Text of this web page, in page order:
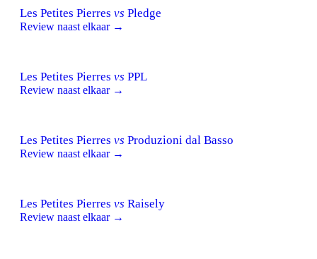
Les Petites Pierres vs Pledge
Review naast elkaar →
Les Petites Pierres vs PPL
Review naast elkaar →
Les Petites Pierres vs Produzioni dal Basso
Review naast elkaar →
Les Petites Pierres vs Raisely
Review naast elkaar →